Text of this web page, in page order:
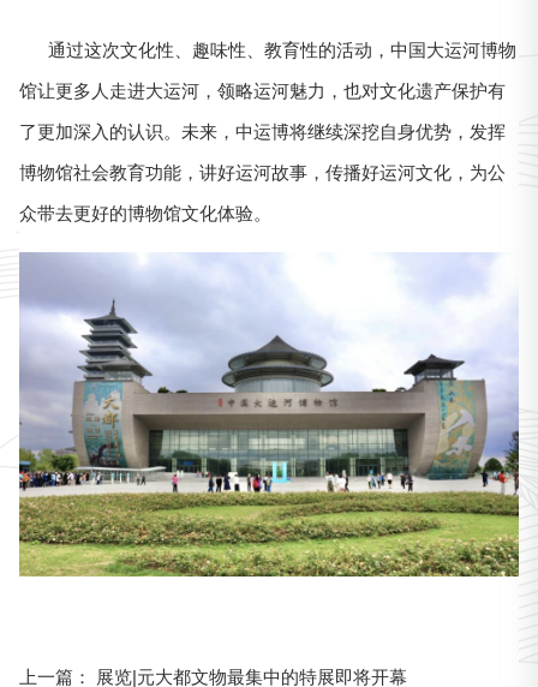
通过这次文化性、趣味性、教育性的活动，中国大运河博物
馆让更多人走进大运河，领略运河魅力，也对文化遗产保护有
了更加深入的认识。未来，中运博将继续深挖自身优势，发挥
博物馆社会教育功能，讲好运河故事，传播好运河文化，为公
众带去更好的博物馆文化体验。
上一篇： 展览|元大都文物最集中的特展即将开幕